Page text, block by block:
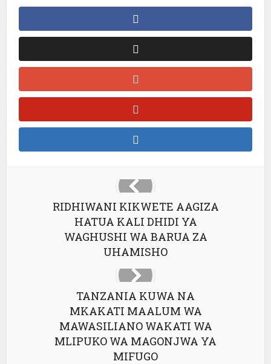
RIDHIWANI KIKWETE AAGIZA
HATUA KALI DHIDI YA
WAGHUSHI WA BARUA ZA
UHAMISHO
TANZANIA KUWA NA
MKAKATI MAALUM WA
MAWASILIANO WAKATI WA
MLIPUKO WA MAGONJWA YA
MIFUGO